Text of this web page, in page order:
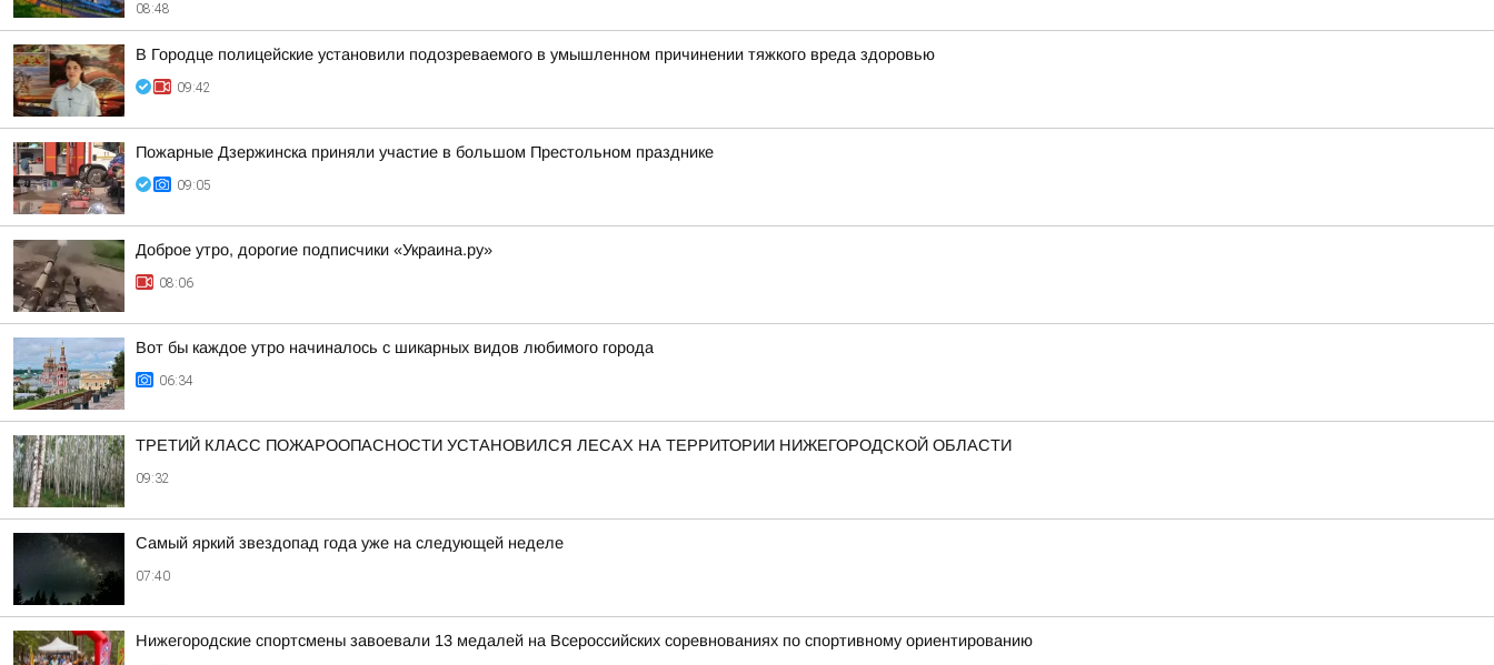
08:48
В Городце полицейские установили подозреваемого в умышленном причинении тяжкого вреда здоровью
09:42
Пожарные Дзержинска приняли участие в большом Престольном празднике
09:05
Доброе утро, дорогие подписчики «Украина.ру»
08:06
Вот бы каждое утро начиналось с шикарных видов любимого города
06:34
ТРЕТИЙ КЛАСС ПОЖАРООПАСНОСТИ УСТАНОВИЛСЯ ЛЕСАХ НА ТЕРРИТОРИИ НИЖЕГОРОДСКОЙ ОБЛАСТИ
09:32
Самый яркий звездопад года уже на следующей неделе
07:40
Нижегородские спортсмены завоевали 13 медалей на Всероссийских соревнованиях по спортивному ориентированию